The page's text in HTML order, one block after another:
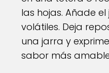
las hojas. Añade
volátiles. Deja
una jarra y
sabor más